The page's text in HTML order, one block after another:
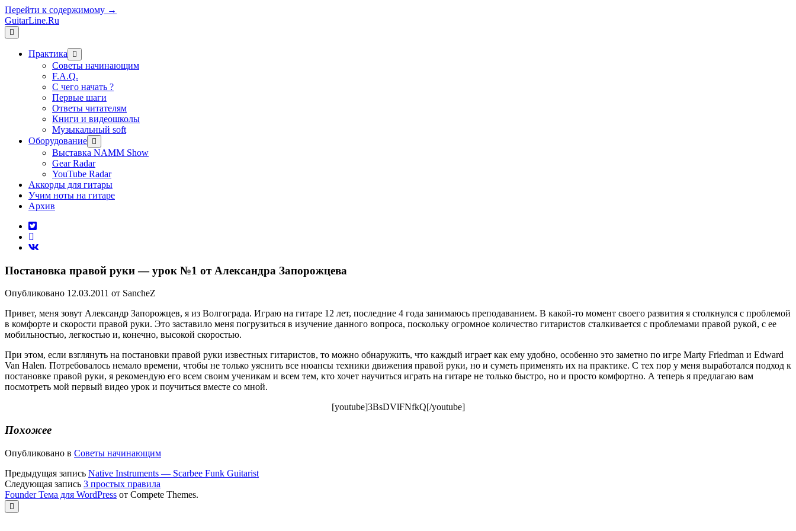
Перейти к содержимому →
GuitarLine.Ru
открыть
меню
Практика
открыть
меню
Советы начинающим
F.A.Q.
С чего начать ?
Первые шаги
Ответы читателям
Книги и видеошколы
Музыкальный soft
Оборудование открыть
меню
Выставка NAMM Show
Gear Radar
YouTube Radar
Аккорды для гитары
Учим ноты на гитаре
Архив
twitter
Постановка правой руки — урок №1 от Александра Запорожцева
Опубликовано 12.03.2011 от SancheZ
Привет, меня зовут Александр Запорожцев, я из Волгограда. Играю на гитаре 12 лет, последние 4 года занимаюсь преподаванием. В какой-то момент своего развития я столкнулся с проблемой
в комфорте и скорости правой руки. Это заставило меня погрузиться в изучение данного вопроса, поскольку огромное количество гитаристов сталкивается с проблемами правой рукой, с ее
мобильностью, легкостью и, конечно, высокой скоростью.
При этом, если взглянуть на постановки правой руки известных гитаристов, то можно обнаружить, что каждый играет как ему удобно, особенно это заметно по игре Marty Friedman и Edward
Van Halen. Потребовалось немало времени, чтобы не только уяснить все нюансы техники движения правой руки, но и суметь применять их на практике. С тех пор у меня выработался подход к
постановке правой руки, я рекомендую его всем своим ученикам и всем тем, кто хочет научиться играть на гитаре не только быстро, но и просто комфортно. А теперь я предлагаю вам
посмотреть мой первый видео урок и поучиться вместе со мной.
[youtube]3BsDVlFNfkQ[/youtube]
Похожее
Опубликовано в Советы начинающим
Предыдущая запись Native Instruments — Scarbee Funk Guitarist
Следующая запись 3 простых правила
Founder Тема для WordPress от Compete Themes.
Прокрутка
к